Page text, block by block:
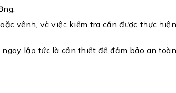
vênh, và việc kiểm tra cần được thực hiện
lập tức là cần thiết để đảm bảo an toàn